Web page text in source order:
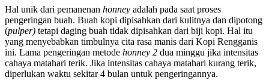
Hal unik dari pemanenan honney adalah pada saat proses
pengeringan buah. Buah kopi dipisahkan dari kulitnya dan dipotong
(pulper) tetapi daging buah tidak dipisahkan dari biji kopi. Hal itu
yang menyebabkan timbulnya cita rasa manis dari Kopi Rengganis
ini. Lama pengeringan metode honney 2 dua minggu jika intensitas
cahaya matahari terik. Jika intensitas cahaya matahari kurang terik,
diperlukan waktu sekitar 4 bulan untuk pengeringannya.